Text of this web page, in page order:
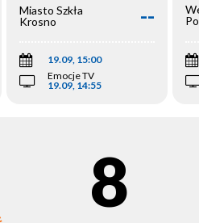
Miasto Szkła
Krosno
--
19.09, 15:00
Emocje TV
19.09, 14:55
8